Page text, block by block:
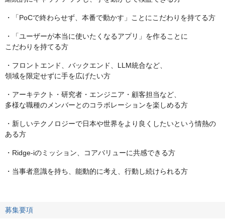
・「PoCで終わらせず、本番で動かす」ことにこだわりを持てる方
・「ユーザーが本当に使いたくなるアプリ」を作ることに
こだわりを持てる方
・フロントエンド、バックエンド、LLM統合など、
領域を限定せずに手を広げたい方
・アーキテクト・研究者・エンジニア・顧客担当など、
多様な職種のメンバーとのコラボレーションを楽しめる方
・新しいテクノロジーで日本や世界をより良くしたいという情熱の
ある方
・Ridge-iのミッション、コアバリューに共感できる方
・当事者意識を持ち、能動的に考え、行動し続けられる方
募集要項